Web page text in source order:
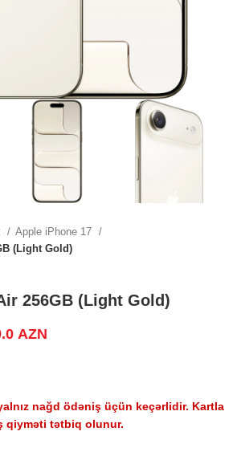
Apple iPhone 17
(Light Gold)
256GB (Light Gold)
price was: 2,585.0 AZN.
AZN
nağd ödəniş üçün keçərlidir. Kartla
qiyməti tətbiq olunur.